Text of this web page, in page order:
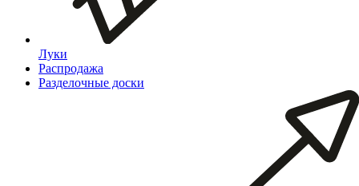
Луки
Распродажа
Разделочные доски